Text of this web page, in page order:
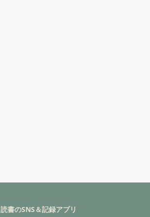
読書のSNS＆記録アプリ